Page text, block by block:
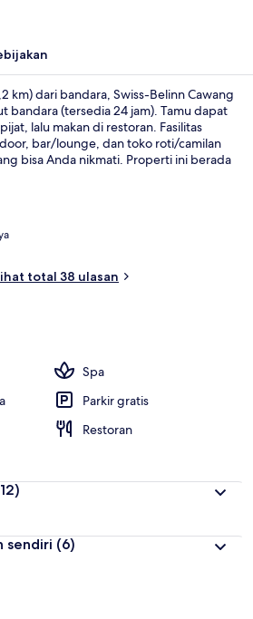
km) dari bandara, Swiss-Belinn Cawang
bandara (tersedia 24 jam). Tamu dapat
lalu makan di restoran. Fasilitas
bar/lounge, dan toko roti/camilan
bisa Anda nikmati. Properti ini berada
total 38 ulasan
Spa
Parkir gratis
Restoran
sendiri (6)